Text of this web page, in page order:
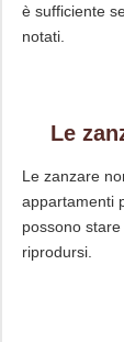
è sufficiente
notati.
Le
Le zanzare
appartamenti
possono
riprodursi.